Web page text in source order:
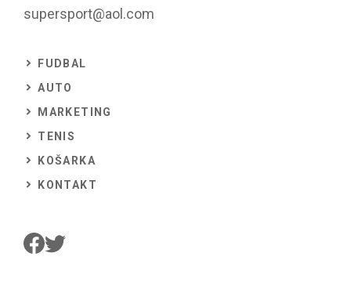
supersport@aol.com
FUDBAL
AUTO
MARKETING
TENIS
KOŠARKA
KONTAKT